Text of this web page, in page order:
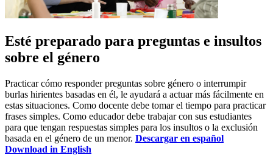
Esté preparado para preguntas e insultos
sobre el género
Practicar cómo responder preguntas sobre género o interrumpir
burlas hirientes basadas en él, le ayudará a actuar más fácilmente en
estas situaciones. Como docente debe tomar el tiempo para practicar
frases simples. Como educador debe trabajar con sus estudiantes
para que tengan respuestas simples para los insultos o la exclusión
basada en el género de un menor. Descargar en español
Download in English